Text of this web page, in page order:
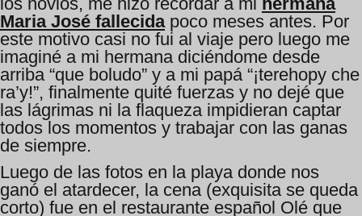
Maria José fallecidapoco meses antes. Por
este motivo casi no fui al viaje pero luego me
imaginé a mi hermana diciéndome desde
arriba “que boludo” y a mi papá “¡terehopy che
ra’y!”, finalmente quité fuerzas y no dejé que
las lágrimas ni la flaqueza impidieran captar
todos los momentos y trabajar con las ganas
de siempre.
Luego de las fotos en la playa donde nos
ganó el atardecer, la cena (exquisita se queda
corto) fue en el restaurante español Olé que